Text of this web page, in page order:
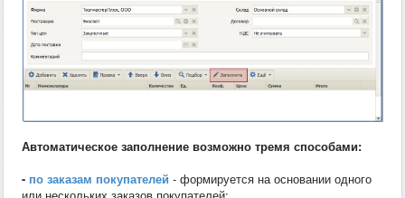
Автоматическое заполнение возможно тремя способами:
- по заказам покупателей - формируется на основании одного